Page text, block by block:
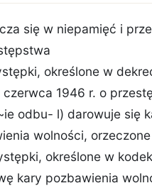
się w niepamięć i
określone w
czerwca 1946 r. o
odbu- l) darowuje się
wolności,
określone w
kary pozbawienia